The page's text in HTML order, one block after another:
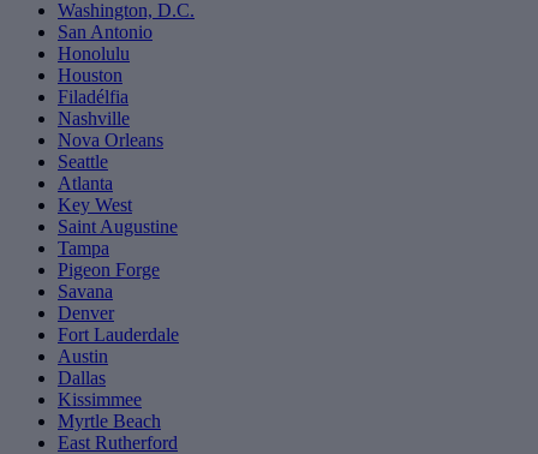
Washington, D.C.
San Antonio
Honolulu
Houston
Filadélfia
Nashville
Nova Orleans
Seattle
Atlanta
Key West
Saint Augustine
Tampa
Pigeon Forge
Savana
Denver
Fort Lauderdale
Austin
Dallas
Kissimmee
Myrtle Beach
East Rutherford